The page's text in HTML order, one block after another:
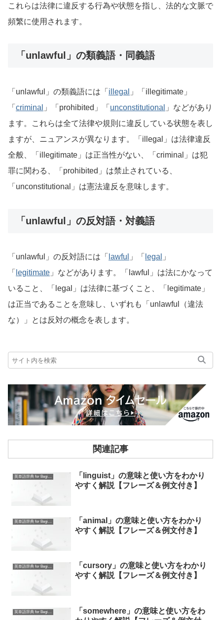
これらは法律に違反する行為や状態を指し、法的な文脈で
頻繁に使用されます。
「unlawful」の類義語・同義語
「unlawful」の類義語には「 illegal
」「illegitimate」
「 criminal 」「prohibited」「 unconstitutional
」などがあり
ます。これらは全て法律や規則に違反している状態を表し
ますが、ニュアンスが異なります。「illegal」は法律違反
全般、「illegitimate」は正当性がない、「criminal」は犯
罪に関わる、「prohibited」は禁止されている、
「unconstitutional」は憲法違反を意味します。
「unlawful」の反対語・対義語
「unlawful」の反対語には「 lawful 」「 legal
」
「 legitimate 」などがあります。「lawful」は法にかなって
いること、「legal」は法律に基づくこと、「legitimate」
は正当であることを意味し、いずれも「unlawful（違法
な）」とは反対の概念を表します。
関連記事
英単語辞典 for Beginners
「linguist」の意味と使い方をわかり
やすく解説【フレーズ＆例文付き】
英単語辞典 for Beginners
「animal」の意味と使い方をわかり
やすく解説【フレーズ＆例文付き】
英単語辞典 for Beginners
「cursory」の意味と使い方をわかり
やすく解説【フレーズ＆例文付き】
英単語辞典 for Beginners
「somewhere」の意味と使い方をわ